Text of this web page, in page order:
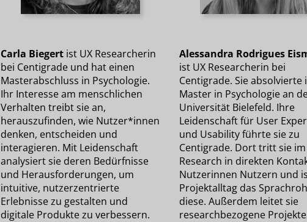
Carla Biegertist UX Researcherin
bei Centigrade und hat einen
Masterabschluss in Psychologie.
Ihr Interesse am menschlichen
Verhalten treibt sie an,
herauszufinden, wie Nutzer*innen
denken, entscheiden und
interagieren. Mit Leidenschaft
analysiert sie deren Bedürfnisse
und Herausforderungen, um
intuitive, nutzerzentrierte
Erlebnisse zu gestalten und
digitale Produkte zu verbessern.
Alessandra Rodrigues
ist UX Researcherin bei
Centigrade. Sie absolvierte
Master in Psychologie an
Universität Bielefeld. Ihre
Leidenschaft für User
und Usability führte sie zu
Centigrade. Dort tritt sie im
Research in direkten
Nutzerinnen Nutzern und
Projektalltag das
diese. Außerdem leitet sie
researchbezogene